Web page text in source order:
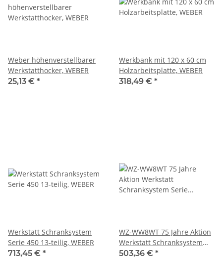
Weber höhenverstellbarer
Werkstatthocker, WEBER
25,13 € *
Werkbank mit 120 x 60 cm
Holzarbeitsplatte, WEBER
318,49 € *
Werkstatt Schranksystem
Serie 450 13-teilig, WEBER
713,45 € *
WZ-WW8WT 75 Jahre Aktion
Werkstatt Schranksystem
Serie 450 8-teilig, WEBER
503,36 € *